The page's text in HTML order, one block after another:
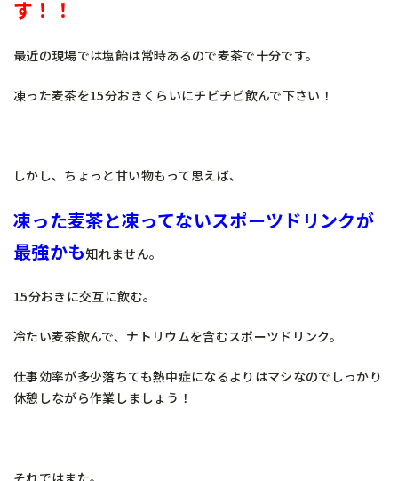
す！！
最近の現場では塩飴は常時あるので麦茶で十分です。
凍った麦茶を15分おきくらいにチビチビ飲んで下さい！
しかし、ちょっと甘い物もって思えば、
凍った麦茶と凍ってないスポーツドリンクが
最強かも知れません。
15分おきに交互に飲む。
冷たい麦茶飲んで、ナトリウムを含むスポーツドリンク。
仕事効率が多少落ちても熱中症になるよりはマシなのでしっかり
休憩しながら作業しましょう！
それではまた。